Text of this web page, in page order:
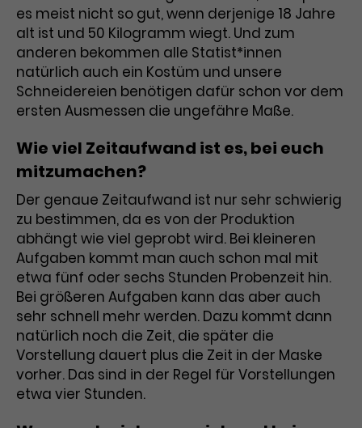
Benutzer*in wiedererkannt werden,
und es wird Zugang zu
geschützten Bereichen gewährt.
Name cookie_optin
Anbieter TYPO3
Zweck
Enthält die gewählten Tracking-
Optin-Einstellungen.
Laufzeit 2 Jahre
Zweck
Dieses Cookie wird von Google
Analytics installiert. Das Cookie
wird verwendet, um
Besucher*innen-, Sitzungs- und
und die Nutzung der Website für
den Analysebericht der Website zu
Informationen anonym und weisen
eine zufallsgenerierte Nummer zu,
um Besuche zu erkennen.
Name _gid
Anbieter Google Analytics
Laufzeit 1 Tag
Dieses Cookie wird von Google
Marketing
Diese Gruppe beinhaltet alle Scripte, die es uns
ermöglichen die Leistung unserer
Werbekampagnen zu analysieren und
Conversions zu messen. Außerdem helfen sie
uns dabei Werbeanzeigen und Inhalte besser auf
die Interessen unserer Nutzer abzustimmen.
Anbieter Google Ads
Laufzeit 3 Monate
Zweck
Wird von Google verwendet, um
die Effizienz von Werbeanzeigen zu
messen und Conversions zu
speichern. Dieses Cookie hilft dabei
nachzuvollziehen, ob Nutzer über
Google-Anzeigen auf unsere
Website gelangt sind.
Name _gcl_aw
es meist nicht so gut, wenn derjenige 18 Jahre
alt ist und 50 Kilogramm wiegt. Und zum
anderen bekommen alle Statist*innen
natürlich auch ein Kostüm und unsere
Schneidereien benötigen dafür schon vor dem
ersten Ausmessen die ungefähre Maße.
Wie viel Zeitaufwand ist es, bei euch
mitzumachen?
Der genaue Zeitaufwand ist nur sehr schwierig
zu bestimmen, da es von der Produktion
abhängt wie viel geprobt wird. Bei kleineren
Aufgaben kommt man auch schon mal mit
etwa fünf oder sechs Stunden Probenzeit hin.
Bei größeren Aufgaben kann das aber auch
sehr schnell mehr werden. Dazu kommt dann
natürlich noch die Zeit, die später die
Vorstellung dauert plus die Zeit in der Maske
vorher. Das sind in der Regel für Vorstellungen
etwa vier Stunden.